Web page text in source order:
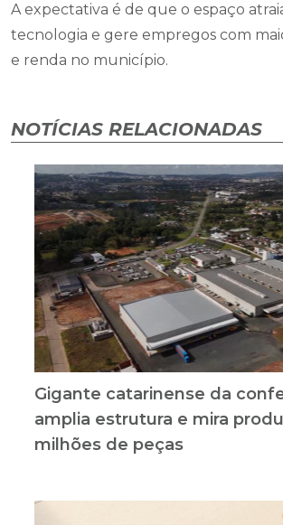
A expectativa é de que o espaço
tecnologia e gere empregos com
e renda no município.
NOTÍCIAS RELACIONADAS
Gigante catarinense da
amplia estrutura e mira
milhões de peças